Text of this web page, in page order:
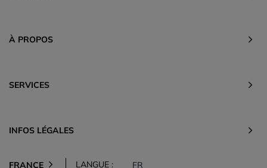
À PROPOS
SERVICES
INFOS LÉGALES
FRANCE LANGUE : FR